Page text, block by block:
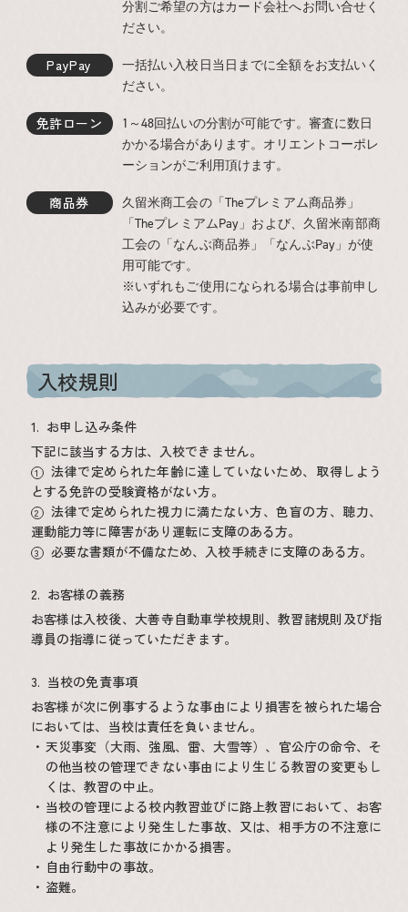
分割ご希望の方はカード会社へお問い合せく
ださい。
PayPay
一括払い入校日当日までに全額をお支払いく
ださい。
免許ローン
1～48回払いの分割が可能です。審査に数日
かかる場合があります。オリエントコーポレ
ーションがご利用頂けます。
商品券
久留米商工会の「Theプレミアム商品券」
「TheプレミアムPay」および、久留米南部商
工会の「なんぶ商品券」「なんぶPay」が使
用可能です。
※いずれもご使用になられる場合は事前申し
込みが必要です。
入校規則
お申し込み条件
下記に該当する方は、入校できません。
法律で定められた年齢に達していないため、取得しよう
とする免許の受験資格がない方。
法律で定められた視力に満たない方、色盲の方、聴力、
運動能力等に障害があり運転に支障のある方。
必要な書類が不備なため、入校手続きに支障のある方。
お客様の義務
お客様は入校後、大善寺自動車学校規則、教習諸規則及び指
導員の指導に従っていただきます。
当校の免責事項
お客様が次に例事するような事由により損害を被られた場合
においては、当校は責任を負いません。
天災事変（大雨、強風、雷、大雪等）、官公庁の命令、そ
の他当校の管理できない事由により生じる教習の変更もし
くは、教習の中止。
当校の管理による校内教習並びに路上教習において、お客
様の不注意により発生した事故、又は、相手方の不注意に
より発生した事故にかかる損害。
自由行動中の事故。
盗難。